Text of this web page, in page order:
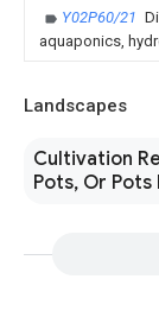
Y02P60/21
aquaponics,
Landscapes
Cultivation
Pots, Or Pots